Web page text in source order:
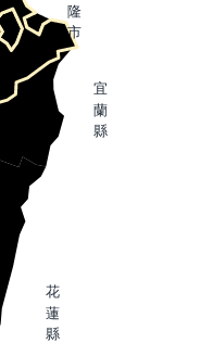
隆
市
花
蓮
縣
宜
蘭
縣